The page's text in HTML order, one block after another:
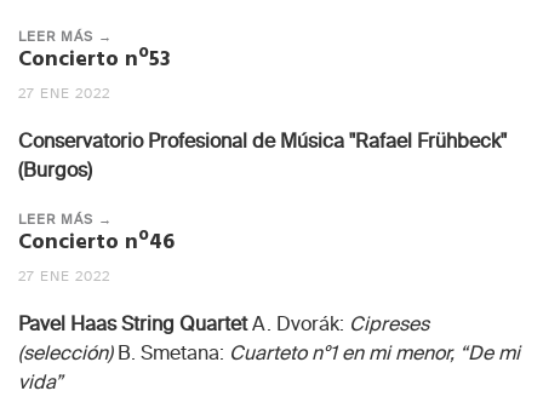
LEER MÁS →
Concierto nº53
27 ENE 2022
Conservatorio Profesional de Música "Rafael Frühbeck"
(Burgos)
LEER MÁS →
Concierto nº46
27 ENE 2022
Pavel Haas String QuartetA. Dvorák: Cipreses
(selección)B. Smetana: Cuarteto nº1 en mi menor, “De mi
vida”